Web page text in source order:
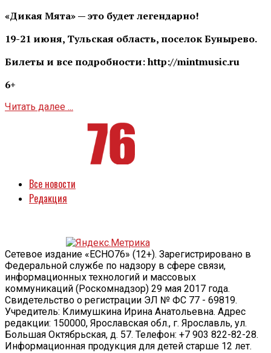
«Дикая Мята» — это будет легендарно!
19-21 июня, Тульская область, поселок Бунырево.
Билеты и все подробности: http://mintmusic.ru
6+
Читать далее ...
Все новости
Редакция
Сетевое издание «ECHO76» (12+). Зарегистрировано в
Федеральной службе по надзору в сфере связи,
информационных технологий и массовых
коммуникаций (Роскомнадзор) 29 мая 2017 года.
Свидетельство о регистрации ЭЛ № ФС 77 - 69819.
Учредитель: Климушкина Ирина Анатольевна. Адрес
редакции: 150000, Ярославская обл., г. Ярославль, ул.
Большая Октябрьская, д. 57. Телефон: +7 903 822-82-28.
Информационная продукция для детей старше 12 лет.